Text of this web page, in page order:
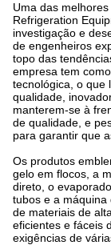
Uma das
Refrigeration
investigação e
de engenheiros
topo das
empresa tem
tecnológica, o que
qualidade,
manterem-se à
de qualidade, e
para garantir que
Os produtos
gelo em flocos, a
direto, o
tubos e a máquina
de materiais de
eficientes e fáceis
exigências de